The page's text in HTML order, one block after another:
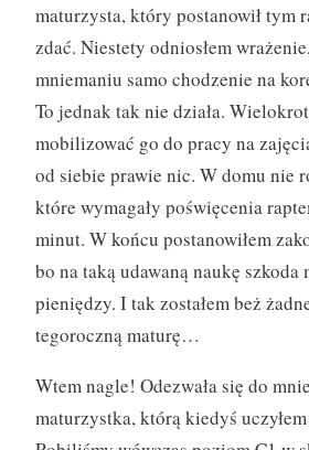
maturzysta, który postanowił tym
zdać. Niestety odniosłem
mniemaniu samo chodzenie na
To jednak tak nie działa.
mobilizować go do pracy na
od siebie prawie nic. W domu nie
które wymagały poświęcenia
minut. W końcu postanowiłem
bo na taką udawaną naukę
pieniędzy. I tak zostałem beż
tegoroczną maturę…
Wtem nagle! Odezwała się do
maturzystka, którą kiedyś